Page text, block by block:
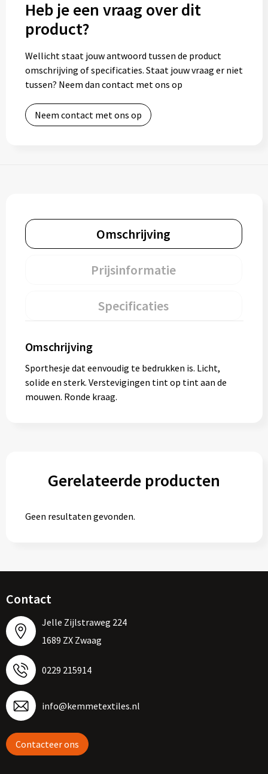
Heb je een vraag over dit
product?
Wellicht staat jouw antwoord tussen de product
omschrijving of specificaties. Staat jouw vraag er niet
tussen? Neem dan contact met ons op
Neem contact met ons op
Omschrijving
Prijsinformatie
Specificaties
Omschrijving
Sporthesje dat eenvoudig te bedrukken is. Licht,
solide en sterk. Verstevigingen tint op tint aan de
mouwen. Ronde kraag.
Gerelateerde producten
Geen resultaten gevonden.
Contact
Jelle Zijlstraweg 224
1689 ZX Zwaag
0229 215914
info@kemmetextiles.nl
Contacteer ons